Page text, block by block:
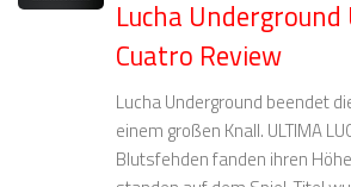
Lucha
Cuatro Review
Lucha Underground beendet
einem großen Knall. ULTIMA
Blutsfehden fanden ihren